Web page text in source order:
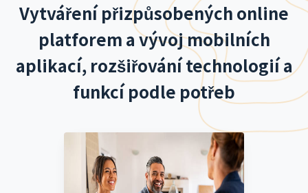
Vytváření přizpůsobených online
platforem a vývoj mobilních
aplikací, rozšiřování technologií a
funkcí podle potřeb